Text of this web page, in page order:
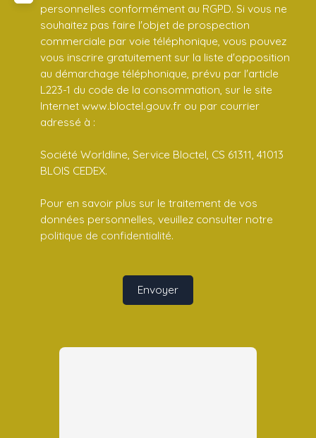
personnelles conformément au RGPD. Si vous ne
souhaitez pas faire l'objet de prospection
commerciale par voie téléphonique, vous pouvez
vous inscrire gratuitement sur la liste d'opposition
au démarchage téléphonique, prévu par l'article
L223-1 du code de la consommation, sur le site
Internet www.bloctel.gouv.fr ou par courrier
adressé à :
Société Worldline, Service Bloctel, CS 61311, 41013
BLOIS CEDEX.
Pour en savoir plus sur le traitement de vos
données personnelles, veuillez consulter notre
politique de confidentialité.
Envoyer